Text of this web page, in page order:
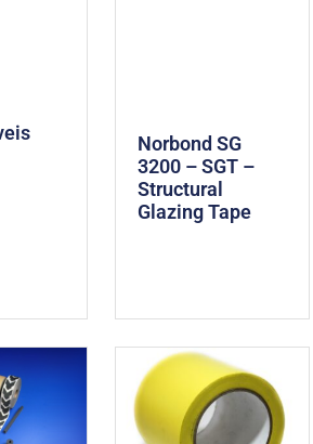
Norbond SG
3200 – SGT –
Structural
Glazing Tape